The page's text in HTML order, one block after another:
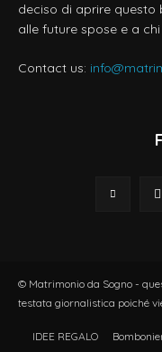
deciso di aprire questo
alle future spose e a
Contact us:
© Matrimonio da Sogno -
testata giornalistica poiché
IDEE REGALO